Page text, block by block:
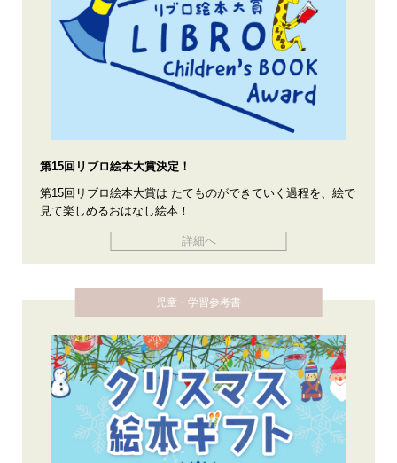
第15回リブロ絵本大賞決定！
第15回リブロ絵本大賞は たてものができていく過程を、絵で
見て楽しめるおはなし絵本！
詳細へ
児童・学習参考書